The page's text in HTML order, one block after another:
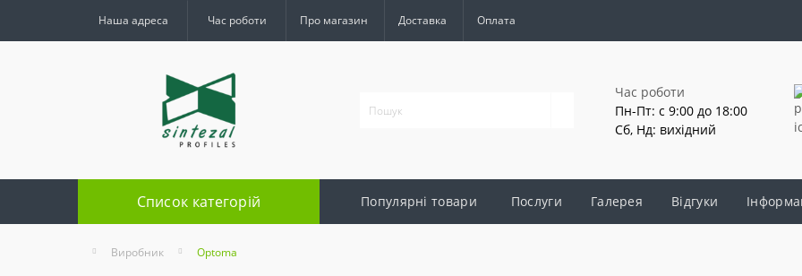
Наша адреса Час роботи Про магазин Доставка Оплата
Час роботи
Пн-Пт: с 9:00 до 18:00
Сб, Нд: вихідний
Список категорій Популярні товари Послуги Галерея Відгуки
Виробник Optoma